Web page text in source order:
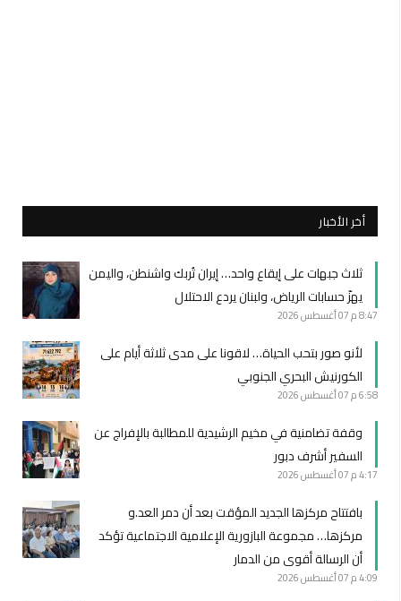
أخر الأخبار
ثلاث جبهات على إيقاع واحد… إيران تُربك واشنطن، واليمن
يهزّ حسابات الرياض، ولبنان يردع الاحتلال
8:47 م 07 أغسطس 2026
لأنو صور بتحب الحياة… لاقونا على مدى ثلاثة أيام على
الكورنيش البحري الجنوبي
6:58 م 07 أغسطس 2026
وقفة تضامنية في مخيم الرشيدية للمطالبة بالإفراج عن
السفير أشرف دبور
4:17 م 07 أغسطس 2026
بافتتاح مركزها الجديد المؤقت بعد أن دمر العد.و
مركزها… مجموعة البازورية الإعلامية الاجتماعية تؤكد
أن الرسالة أقوى من الدمار
4:09 م 07 أغسطس 2026